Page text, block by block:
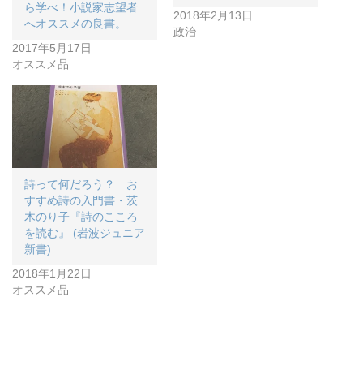
ら学べ！小説家志望者
へオススメの良書。
2017年5月17日
オススメ品
2018年2月13日
政治
詩って何だろう？ お
すすめ詩の入門書・茨
木のり子『詩のこころ
を読む』 (岩波ジュニア
新書)
2018年1月22日
オススメ品